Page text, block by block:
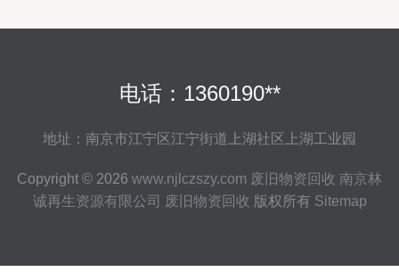
电话：1360190**
地址：南京市江宁区江宁街道上湖社区上湖工业园
Copyright © 2026 www.njlczszy.com 废旧物资回收 南京林
诚再生资源有限公司 废旧物资回收 版权所有 Sitemap